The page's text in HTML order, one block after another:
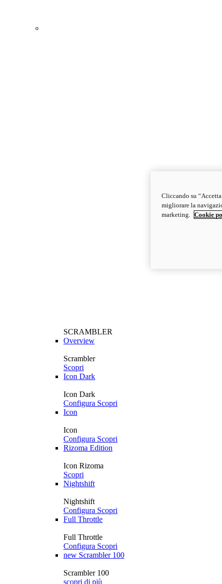
SCRAMBLER
Overview
Scrambler
Scopri
Icon Dark
Icon Dark
Configura Scopri
Icon
Icon
Configura Scopri
Rizoma Edition
Icon Rizoma
Scopri
Nightshift
Nightshift
Configura Scopri
Full Throttle
Full Throttle
Configura Scopri
new Scrambler 100
Scrambler 100
scopri di più
Cliccando su
migliorare la
marketing.
Cookie